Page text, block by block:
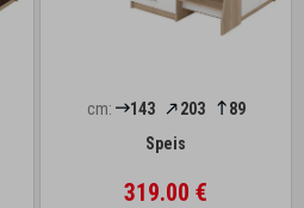
cm: 143 203
89
Speis
319.00 €